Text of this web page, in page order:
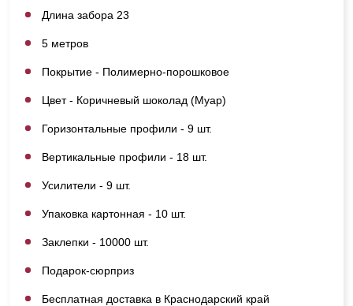
Длина забора 23
5 метров
Покрытие - Полимерно-порошковое
Цвет - Коричневый шоколад (Муар)
Горизонтальные профили - 9 шт.
Вертикальные профили - 18 шт.
Усилители - 9 шт.
Упаковка картонная - 10 шт.
Заклепки - 10000 шт.
Подарок-сюрприз
Бесплатная доставка в Краснодарский край